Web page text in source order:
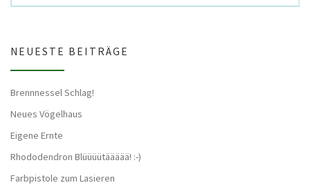
NEUESTE BEITRÄGE
Brennnessel Schlag!
Neues Vögelhaus
Eigene Ernte
Rhododendron Blüüüütäääää! :-)
Farbpistole zum Lasieren